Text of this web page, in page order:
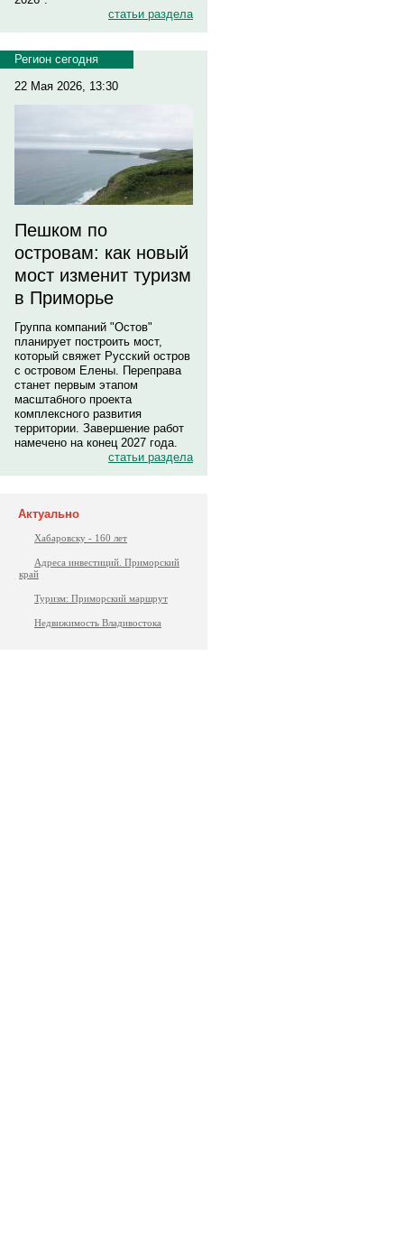
статьи раздела
Регион сегодня
22 Мая 2026, 13:30
Пешком по
островам: как новый
мост изменит туризм
в Приморье
Группа компаний "Остов"
планирует построить мост,
который свяжет Русский остров
с островом Елены. Переправа
станет первым этапом
масштабного проекта
комплексного развития
территории. Завершение работ
намечено на конец 2027 года.
статьи раздела
Актуально
Хабаровску - 160 лет
Адреса инвестиций. Приморский
край
Туризм: Приморский маршрут
Недвижимость Владивостока